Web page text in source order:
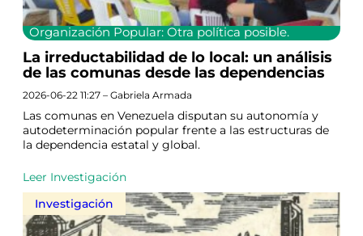
Organización Popular: Otra política posible.
La irreductabilidad de lo local: un análisis
de las comunas desde las dependencias
2026-06-22 11:27 – Gabriela Armada
Las comunas en Venezuela disputan su autonomía y
autodeterminación popular frente a las estructuras de
la dependencia estatal y global.
Leer Investigación
Investigación